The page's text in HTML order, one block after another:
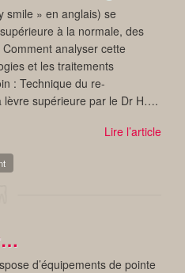
smile » en anglais) se
à la normale, des
analyser cette
et les traitements
: Technique du re-
lèvre supérieure par le Dr H….
Lire l’article
d’équipements de pointe